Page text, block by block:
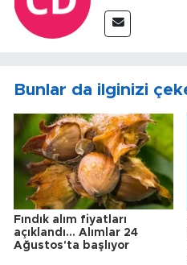
Bunlar da ilginizi
Fındık alım fiyatları
açıklandı... Alımlar 24
Ağustos'ta başlıyor